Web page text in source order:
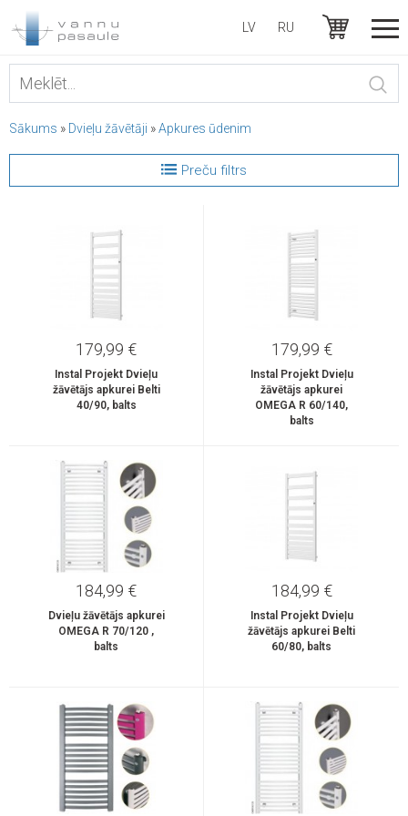
LV RU
Sākums » Dvieļu žāvētāji »Apkures ūdenim
Preču filtrs
179,99 €
Instal Projekt Dvieļu
žāvētājs apkurei Belti
40/90, balts
179,99 €
Instal Projekt Dvieļu
žāvētājs apkurei
OMEGA R 60/140,
balts
184,99 €
Dvieļu žāvētājs apkurei
OMEGA R 70/120 ,
balts
184,99 €
Instal Projekt Dvieļu
žāvētājs apkurei Belti
60/80, balts